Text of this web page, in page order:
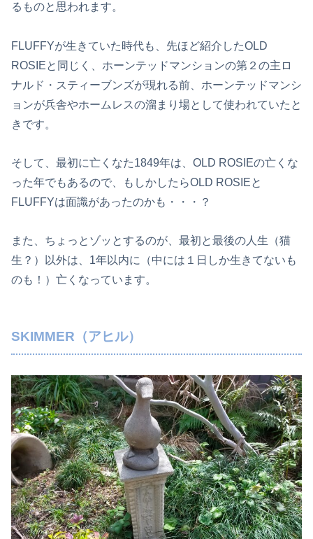
るものと思われます。
FLUFFYが生きていた時代も、先ほど紹介したOLD
ROSIEと同じく、ホーンテッドマンションの第２の主ロ
ナルド・スティーブンズが現れる前、ホーンテッドマンシ
ョンが兵舎やホームレスの溜まり場として使われていたと
きです。
そして、最初に亡くなた1849年は、OLD ROSIEの亡くな
った年でもあるので、もしかしたらOLD ROSIEと
FLUFFYは面識があったのかも・・・？
また、ちょっとゾッとするのが、最初と最後の人生（猫
生？）以外は、1年以内に（中には１日しか生きてないも
のも！）亡くなっています。
SKIMMER（アヒル）